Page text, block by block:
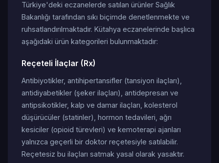
Türkiye'deki eczanelerde satılan ürünler Sağlık
Bakanlığı tarafından sıkı biçimde denetlenmekte ve
ruhsatlandırılmaktadır. Kütahya eczanelerinde başlıca
aşağıdaki ürün kategorileri bulunmaktadır:
Reçeteli İlaçlar (Rx)
Antibiyotikler, antihipertansifler (tansiyon ilaçları),
antidiyabetikler (şeker ilaçları), antidepresan ve
antipsikotikler, kalp ve damar ilaçları, kolesterol
düşürücüler (statinler), hormon tedavileri, ağrı
kesiciler (opioid türevleri) ve kemoterapi ajanları
yalnızca geçerli bir doktor reçetesiyle satılabilir.
Reçetesiz bu ilaçları satmak yasal olarak yasaktır.